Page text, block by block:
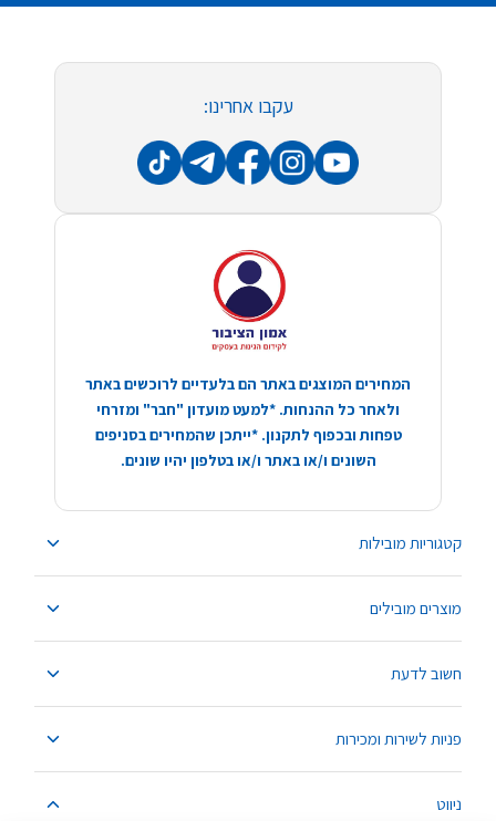
קטגוריות מובילות
מוצרים מובילים
חשוב לדעת
פניות לשירות ומכירות
ניווט
עקבו אחרינו:
המחירים המוצגים באתר הם בלעדיים לרוכשים באתר
ולאחר כל ההנחות. *למעט מועדון "חבר" ומזרחי
טפחות ובכפוף לתקנון. *ייתכן שהמחירים בסניפים
השונים ו/או באתר ו/או בטלפון יהיו שונים.